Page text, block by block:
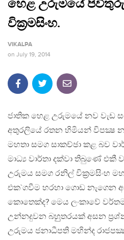
හෙළ උරුමයේ
වික‍්‍රමසිංහ.
VIKALPA
on July 19, 2014
ජාතික හෙළ උරුමයේ නව වැඩ
අතුරලියේ රතන හිමියන් විපක්‍ෂ
මහතා සමග සාකච්ඡා කළ බව
මාධ්‍ය වාර්තා දක්වා තිබුණේ එකී
උරුමය සමග රනිල් වික‍්‍රමසිංහ
එක`ගවීම හරහා ගොඩ නැගෙන
කොතෙක්ද? මෙය ලංකාවේ
උන්නදුවන බහුුතරයක් අසන
උරුමය ජනාධීපති මහින්ද